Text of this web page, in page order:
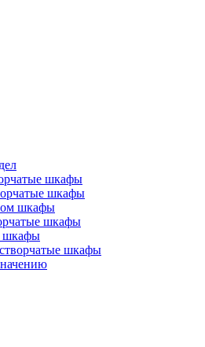
шкафы
шкафы
шкафы
шкафы
шкафы
шкафы